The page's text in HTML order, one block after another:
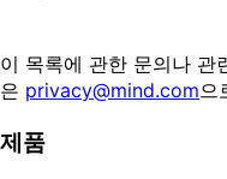
이 목록에 관한 문의나 관
은 privacy@mind.com으
제품